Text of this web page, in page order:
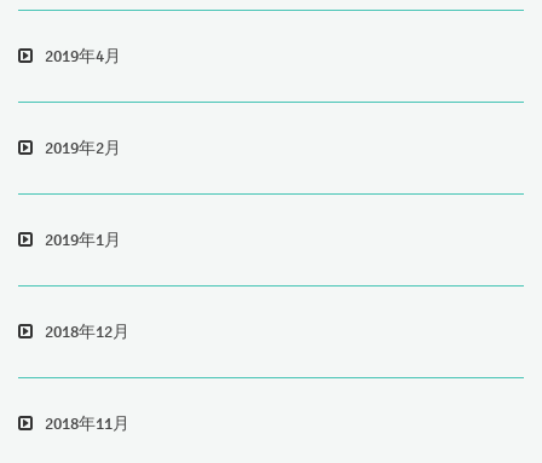
2019年4月
2019年2月
2019年1月
2018年12月
2018年11月